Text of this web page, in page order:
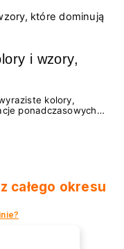
i kolekcjonowanie
coś absolutnie
oraz dawkę
i wzory,
kolory,
ponadczasowych
wakacjami, jak
z całego okresu